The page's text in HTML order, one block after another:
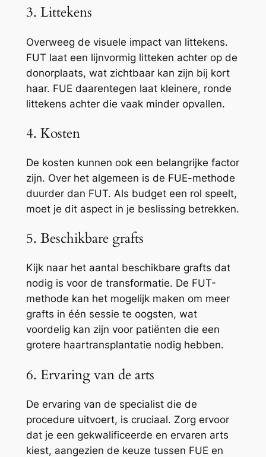
3. Littekens
Overweeg de visuele impact van littekens.
FUT laat een lijnvormig litteken achter op de
donorplaats, wat zichtbaar kan zijn bij kort
haar. FUE daarentegen laat kleinere, ronde
littekens achter die vaak minder opvallen.
4. Kosten
De kosten kunnen ook een belangrijke factor
zijn. Over het algemeen is de FUE-methode
duurder dan FUT. Als budget een rol speelt,
moet je dit aspect in je beslissing betrekken.
5. Beschikbare grafts
Kijk naar het aantal beschikbare grafts dat
nodig is voor de transformatie. De FUT-
methode kan het mogelijk maken om meer
grafts in één sessie te oogsten, wat
voordelig kan zijn voor patiënten die een
grotere haartransplantatie nodig hebben.
6. Ervaring van de arts
De ervaring van de specialist die de
procedure uitvoert, is cruciaal. Zorg ervoor
dat je een gekwalificeerde en ervaren arts
kiest, aangezien de keuze tussen FUE en